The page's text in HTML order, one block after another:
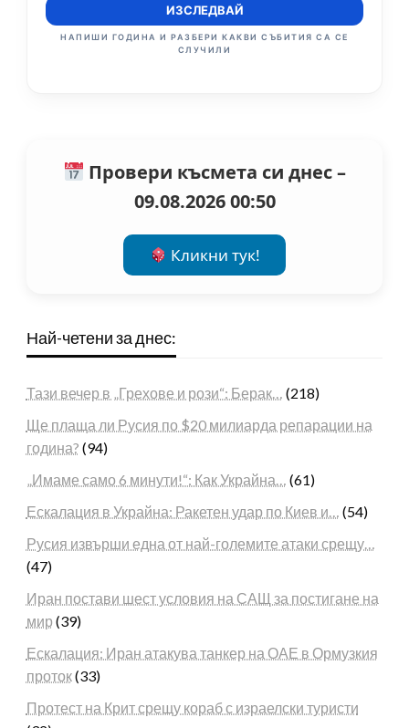
ИЗСЛЕДВАЙ
НАПИШИ ГОДИНА И РАЗБЕРИ КАКВИ СЪБИТИЯ СА СЕ
СЛУЧИЛИ
Провери късмета си днес –
09.08.2026 00:50
Кликни тук!
Най-четени за днес:
Тази вечер в „Грехове и рози“: Берак… (218)
Ще плаща ли Русия по $20 милиарда репарации на
година? (94)
„Имаме само 6 минути!“: Как Украйна… (61)
Ескалация в Украйна: Ракетен удар по Киев и… (54)
Русия извърши една от най-големите атаки срещу…
(47)
Иран постави шест условия на САЩ за постигане на
мир (39)
Ескалация: Иран атакува танкер на ОАЕ в Ормузкия
проток(33)
Протест на Крит срещу кораб с израелски туристи